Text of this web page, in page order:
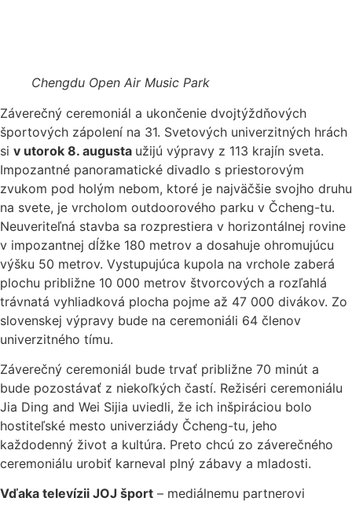
Chengdu Open Air Music Park
Záverečný ceremoniál a ukončenie dvojtýždňových
športových zápolení na 31. Svetových univerzitných hrách
si v utorok 8. augusta užijú výpravy z 113 krajín sveta.
Impozantné panoramatické divadlo s priestorovým
zvukom pod holým nebom, ktoré je najväčšie svojho druhu
na svete, je vrcholom outdoorového parku v Čcheng-tu.
Neuveriteľná stavba sa rozprestiera v horizontálnej rovine
v impozantnej dĺžke 180 metrov a dosahuje ohromujúcu
výšku 50 metrov. Vystupujúca kupola na vrchole zaberá
plochu približne 10 000 metrov štvorcových a rozľahlá
trávnatá vyhliadková plocha pojme až 47 000 divákov. Zo
slovenskej výpravy bude na ceremoniáli 64 členov
univerzitného tímu.
Záverečný ceremoniál bude trvať približne 70 minút a
bude pozostávať z niekoľkých častí. Režiséri ceremoniálu
Jia Ding and Wei Sijia uviedli, že ich inšpiráciou bolo
hostiteľské mesto univerziády Čcheng-tu, jeho
každodenný život a kultúra. Preto chcú zo záverečného
ceremoniálu urobiť karneval plný zábavy a mladosti.
Vďaka televízii JOJ šport – mediálnemu partnerovi